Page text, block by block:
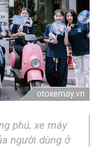
phú, xe máy
người dùng ở